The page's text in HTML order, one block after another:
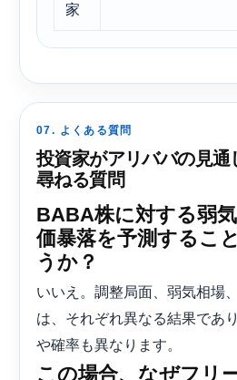
家
07. よくある質問
投資家がアリババの見通
尋ねる質問
BABA株に対する弱
価暴落を予測するこ
うか？
いいえ。調整局面、弱気相場
は、それぞれ異なる結果であ
や確率も異なります。
この場合、なぜフリ